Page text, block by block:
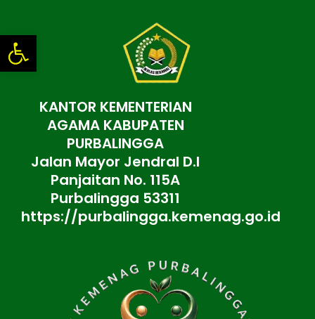
Open toolbar
konten
KANTOR KEMENTERIAN
AGAMA KABUPATEN
PURBALINGGA
Jalan Mayor Jendral D.I
Panjaitan No. 115A
Purbalingga 53311
https://purbalingga.kemenag.go.id